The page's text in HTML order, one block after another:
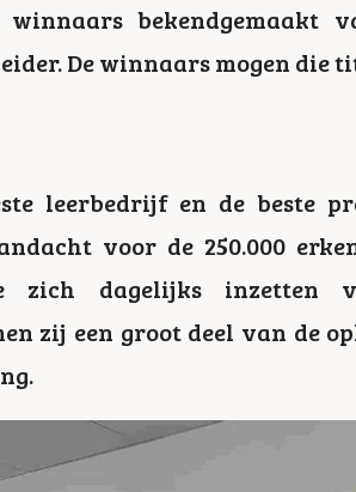
bekendgemaakt
De winnaars mogen die
leerbedrijf en de beste
voor de 250.000
zich dagelijks inzetten
zij een groot deel van de